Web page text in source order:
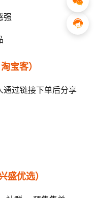
强
宝客）
通过链接下单后分享
盛优选）